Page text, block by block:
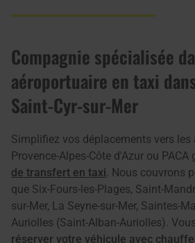
Compagnie spécialisée
aéroportuaire en taxi
Saint-Cyr-sur-Mer
Simplifiez vos déplacements vers les
Provence-Alpes-Côte d'Azur ou PACA
de transfert en taxi. Nous couvrons
que Six-Fours-les-Plages, Saint-
sur-Mer, La Seyne-sur-Mer, Saintes-
Auriolles (Saint-Alban-Auriolles).
réserver votre véhicule avec